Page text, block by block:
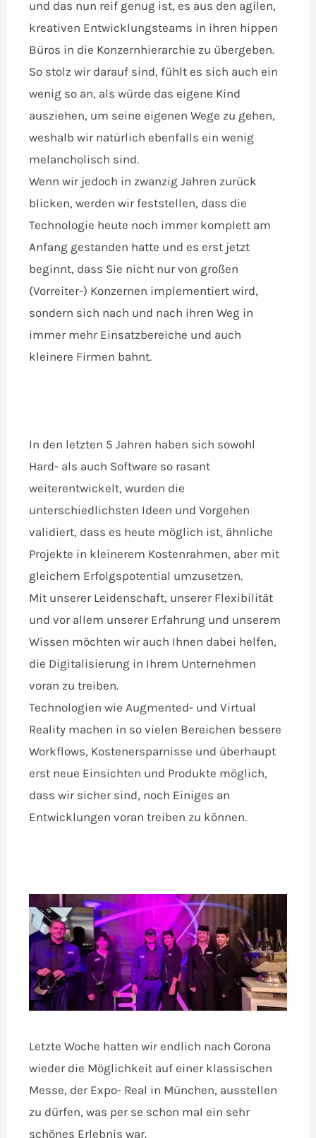
und das nun reif genug ist, es aus den agilen,
kreativen Entwicklungsteams in ihren hippen
Büros in die Konzernhierarchie zu übergeben.
So stolz wir darauf sind, fühlt es sich auch ein
wenig so an, als würde das eigene Kind
ausziehen, um seine eigenen Wege zu gehen,
weshalb wir natürlich ebenfalls ein wenig
melancholisch sind.
Wenn wir jedoch in zwanzig Jahren zurück
blicken, werden wir feststellen, dass die
Technologie heute noch immer komplett am
Anfang gestanden hatte und es erst jetzt
beginnt, dass Sie nicht nur von großen
(Vorreiter-) Konzernen implementiert wird,
sondern sich nach und nach ihren Weg in
immer mehr Einsatzbereiche und auch
kleinere Firmen bahnt.
In den letzten 5 Jahren haben sich sowohl
Hard- als auch Software so rasant
weiterentwickelt, wurden die
unterschiedlichsten Ideen und Vorgehen
validiert, dass es heute möglich ist, ähnliche
Projekte in kleinerem Kostenrahmen, aber mit
gleichem Erfolgspotential umzusetzen.
Mit unserer Leidenschaft, unserer Flexibilität
und vor allem unserer Erfahrung und unserem
Wissen möchten wir auch Ihnen dabei helfen,
die Digitalisierung in Ihrem Unternehmen
voran zu treiben.
Technologien wie Augmented- und Virtual
Reality machen in so vielen Bereichen bessere
Workflows, Kostenersparnisse und überhaupt
erst neue Einsichten und Produkte möglich,
dass wir sicher sind, noch Einiges an
Entwicklungen voran treiben zu können.
Letzte Woche hatten wir endlich nach Corona
wieder die Möglichkeit auf einer klassischen
Messe, der Expo- Real in München, ausstellen
zu dürfen, was per se schon mal ein sehr
schönes Erlebnis war.